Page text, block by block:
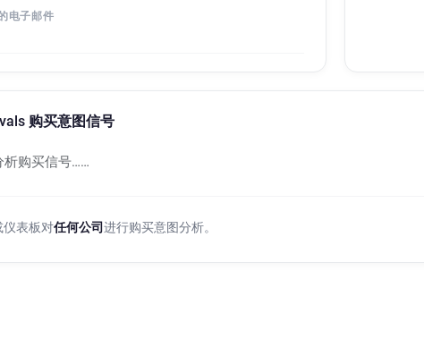
电子邮件
购买意图信号
析购买信号……
仪表板对任何公司进行购买意图分析。